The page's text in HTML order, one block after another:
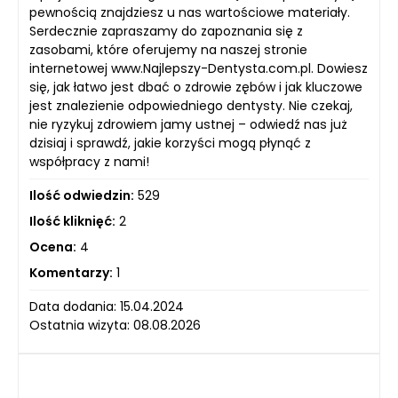
pewnością znajdziesz u nas wartościowe materiały.
Serdecznie zapraszamy do zapoznania się z
zasobami, które oferujemy na naszej stronie
internetowej www.Najlepszy-Dentysta.com.pl. Dowiesz
się, jak łatwo jest dbać o zdrowie zębów i jak kluczowe
jest znalezienie odpowiedniego dentysty. Nie czekaj,
nie ryzykuj zdrowiem jamy ustnej – odwiedź nas już
dzisiaj i sprawdź, jakie korzyści mogą płynąć z
współpracy z nami!
Ilość odwiedzin: 529
Ilość kliknięć: 2
Ocena: 4
Komentarzy: 1
Data dodania: 15.04.2024
Ostatnia wizyta: 08.08.2026